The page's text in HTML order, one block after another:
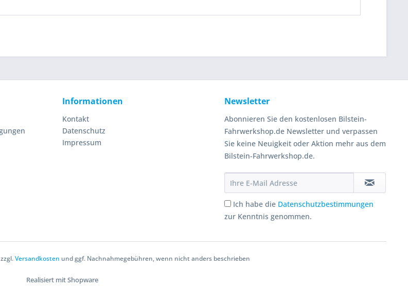
Informationen
Kontakt
Datenschutz
Impressum
Newsletter
Abonnieren Sie den kostenlosen Bilstein-
Fahrwerkshop.de Newsletter und verpassen
Sie keine Neuigkeit oder Aktion mehr aus dem
Bilstein-Fahrwerkshop.de.
Ich habe die Datenschutzbestimmungen
zur Kenntnis genommen.
Versandkosten und ggf. Nachnahmegebühren, wenn nicht anders beschrieben
Realisiert mit Shopware